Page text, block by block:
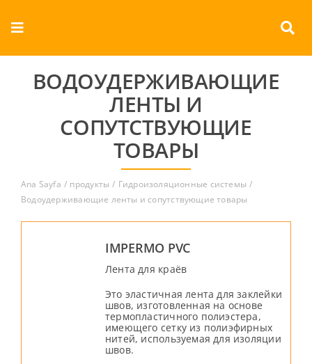
Toggle
Navigation
О КОМПАНИИ
Контакты
Русский
ВОДОУДЕРЖИВАЮЩИЕ
ЛЕНТЫ И
СОПУТСТВУЮЩИЕ
ТОВАРЫ
Ana Sayfa продукты
Гидроизоляционные системы
Водоудерживающие ленты и сопутствующие товары
IMPERMO PVC
Лента для краёв
Это эластичная лента для заклейки
швов, изготовленная на основе
термопластичного полиэстера,
имеющего сетку из полиэфирных
нитей, используемая для изоляции
швов.